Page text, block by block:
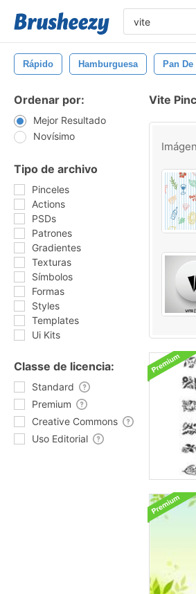
Rápido Hamburguesa Pan
Ordenar por:
Mejor Resultado
Novísimo
Tipo de archivo
Pinceles
Actions
PSDs
Patrones
Gradientes
Texturas
Símbolos
Formas
Styles
Templates
Ui Kits
Classe de licencia:
Standard
Premium
Creative Commons
Uso Editorial
Vite